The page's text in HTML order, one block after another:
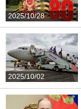
2025/10/28
2025/10/02